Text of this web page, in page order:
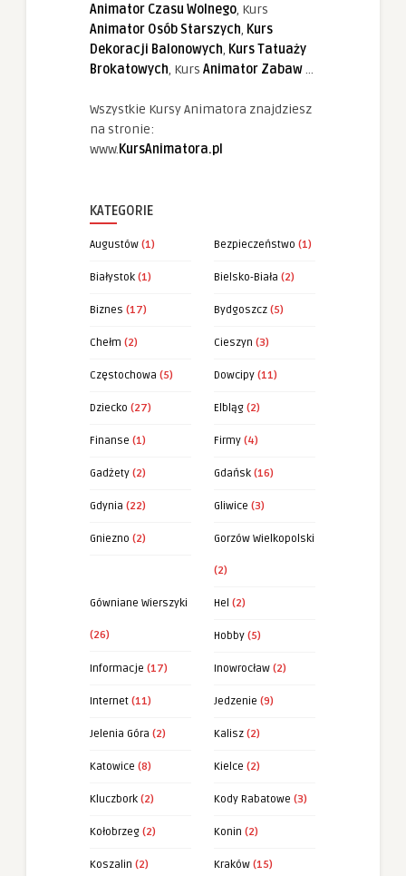
Animator Czasu Wolnego, Kurs
Animator Osób Starszych, Kurs
Dekoracji Balonowych, Kurs Tatuaży
Brokatowych, Kurs Animator Zabaw...
Wszystkie Kursy Animatora znajdziesz
na stronie:
www.KursAnimatora.pl
KATEGORIE
Augustów (1) Bezpieczeństwo (1)
Białystok (1) Bielsko-Biała (2)
Biznes (17) Bydgoszcz (5)
Chełm (2) Cieszyn (3)
Częstochowa (5) Dowcipy (11)
Dziecko (27) Elbląg (2)
Finanse (1) Firmy (4)
Gadżety (2) Gdańsk (16)
Gdynia (22) Gliwice (3)
Gniezno (2) Gorzów Wielkopolski
(2)
Gówniane Wierszyki
(26)
Hel (2)
Hobby (5)
Informacje (17) Inowrocław (2)
Internet (11) Jedzenie (9)
Jelenia Góra (2) Kalisz (2)
Katowice (8) Kielce (2)
Kluczbork (2) Kody Rabatowe (3)
Kołobrzeg (2) Konin (2)
Koszalin (2) Kraków (15)